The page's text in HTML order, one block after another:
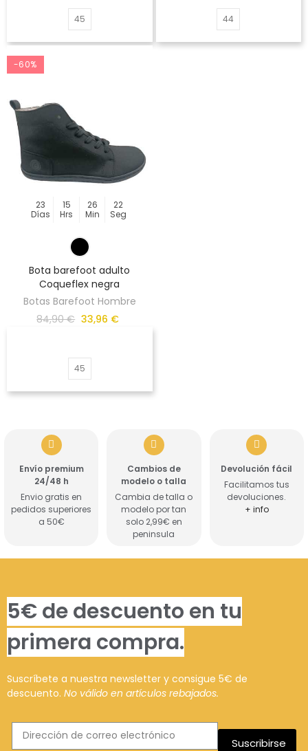
45 44
-60%
23
Días
15
Hrs
26
Min
22
Seg
Bota barefoot adulto
Coqueflex negra
Botas Barefoot Hombre
84,90 € 33,96 €
45
Envío premium
24/48 h
Envio gratis en
pedidos superiores
a 50€
Cambios de
modelo o talla
Cambia de talla o
modelo por tan
solo 2,99€ en
peninsula
Devolución fácil
Facilitamos tus
devoluciones.
+ info
5€ de descuento en tu
primera compra.
Suscríbete a nuestra newsletter y consigue 5€ de
descuento. No válido en artículos rebajados.
Suscribirse